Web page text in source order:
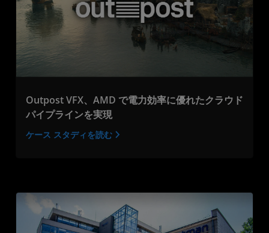
Outpost VFX、AMD で電力効率に優れたクラウド
パイプラインを実現
ケース スタディを読む